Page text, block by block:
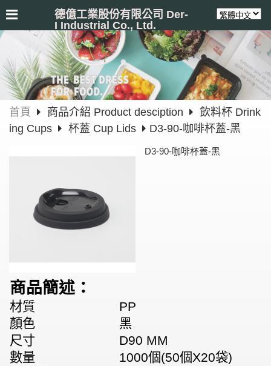
德億工業股份有限公司 Der-
I Industrial Co., Ltd.
首頁 商品介紹 Product desciption
飲料杯 Drink
ing Cups
杯蓋 Cup Lids D3-90-咖啡杯蓋-黑
D3-90-咖啡杯蓋-黑
商品簡述：
材質
PP
顏色
黑
尺寸
D90 MM
數量
1000個(50個X20袋)